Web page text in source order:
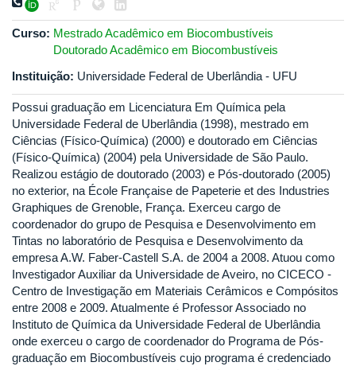
Curso: Mestrado Acadêmico em Biocombustíveis
Doutorado Acadêmico em Biocombustíveis
Instituição: Universidade Federal de Uberlândia - UFU
Possui graduação em Licenciatura Em Química pela
Universidade Federal de Uberlândia (1998), mestrado em
Ciências (Físico-Química) (2000) e doutorado em Ciências
(Físico-Química) (2004) pela Universidade de São Paulo.
Realizou estágio de doutorado (2003) e Pós-doutorado (2005)
no exterior, na École Française de Papeterie et des Industries
Graphiques de Grenoble, França. Exerceu cargo de
coordenador do grupo de Pesquisa e Desenvolvimento em
Tintas no laboratório de Pesquisa e Desenvolvimento da
empresa A.W. Faber-Castell S.A. de 2004 a 2008. Atuou como
Investigador Auxiliar da Universidade de Aveiro, no CICECO -
Centro de Investigação em Materiais Cerâmicos e Compósitos
entre 2008 e 2009. Atualmente é Professor Associado no
Instituto de Química da Universidade Federal de Uberlândia
onde exerceu o cargo de coordenador do Programa de Pós-
graduação em Biocombustíveis cujo programa é credenciado